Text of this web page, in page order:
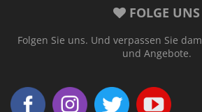
FOLGE UNS
Folgen Sie uns. Und verpassen Sie
und Angebote.